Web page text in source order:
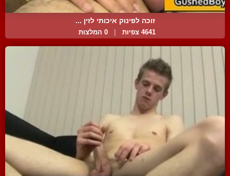
זוכה לפינוק איכותי לזין ...
4641 צפיות 0 המלצות